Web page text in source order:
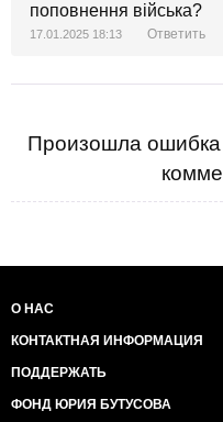
поповнення війська?
17.01.2025 18:13 Ответить
Произошла ошибка
О НАС
КОНТАКТНАЯ ИНФОРМАЦИЯ
ПОДДЕРЖАТЬ
ФОНД ЮРИЯ БУТУСОВА